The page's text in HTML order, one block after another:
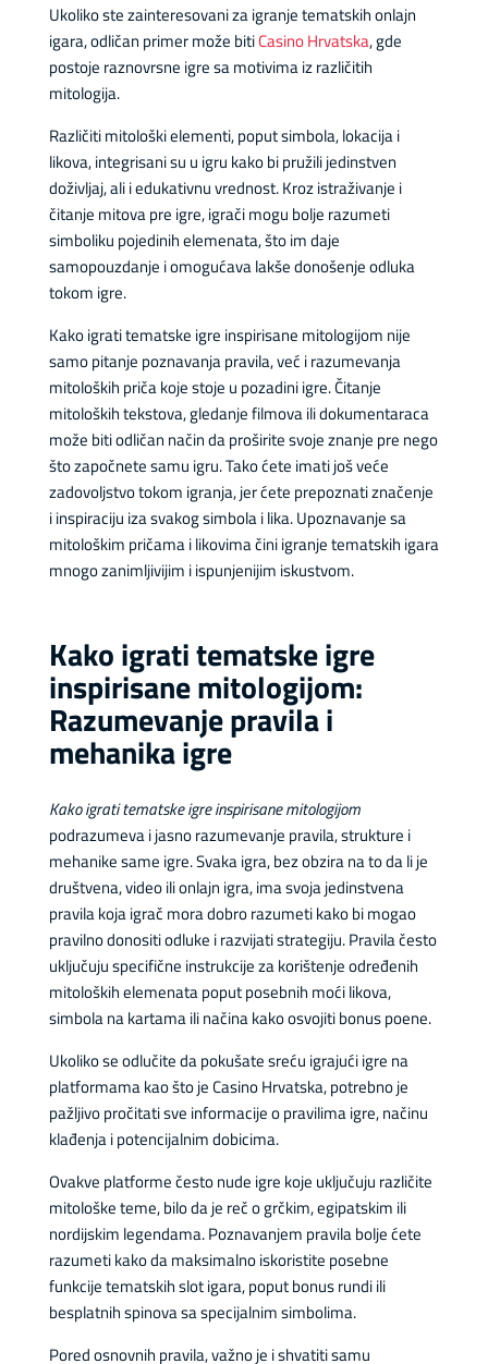
Ukoliko ste zainteresovani za igranje tematskih onlajn
igara, odličan primer može bitiCasino Hrvatska, gde
postoje raznovrsne igre sa motivima iz različitih
mitologija.
Različiti mitološki elementi, poput simbola, lokacija i
likova, integrisani su u igru kako bi pružili jedinstven
doživljaj, ali i edukativnu vrednost. Kroz istraživanje i
čitanje mitova pre igre, igrači mogu bolje razumeti
simboliku pojedinih elemenata, što im daje
samopouzdanje i omogućava lakše donošenje odluka
tokom igre.
Kako igrati tematske igre inspirisane mitologijom nije
samo pitanje poznavanja pravila, već i razumevanja
mitoloških priča koje stoje u pozadini igre. Čitanje
mitoloških tekstova, gledanje filmova ili dokumentaraca
može biti odličan način da proširite svoje znanje pre nego
što započnete samu igru. Tako ćete imati još veće
zadovoljstvo tokom igranja, jer ćete prepoznati značenje
i inspiraciju iza svakog simbola i lika. Upoznavanje sa
mitološkim pričama i likovima čini igranje tematskih igara
mnogo zanimljivijim i ispunjenijim iskustvom.
Kako igrati tematske igre
inspirisane mitologijom:
Razumevanje pravila i
mehanika igre
Kako igrati tematske igre inspirisane mitologijom
podrazumeva i jasno razumevanje pravila, strukture i
mehanike same igre. Svaka igra, bez obzira na to da li je
društvena, video ili onlajn igra, ima svoja jedinstvena
pravila koja igrač mora dobro razumeti kako bi mogao
pravilno donositi odluke i razvijati strategiju. Pravila često
uključuju specifične instrukcije za korištenje određenih
mitoloških elemenata poput posebnih moći likova,
simbola na kartama ili načina kako osvojiti bonus poene.
Ukoliko se odlučite da pokušate sreću igrajući igre na
platformama kao što je Casino Hrvatska, potrebno je
pažljivo pročitati sve informacije o pravilima igre, načinu
klađenja i potencijalnim dobicima.
Ovakve platforme često nude igre koje uključuju različite
mitološke teme, bilo da je reč o grčkim, egipatskim ili
nordijskim legendama. Poznavanjem pravila bolje ćete
razumeti kako da maksimalno iskoristite posebne
funkcije tematskih slot igara, poput bonus rundi ili
besplatnih spinova sa specijalnim simbolima.
Pored osnovnih pravila, važno je i shvatiti samu